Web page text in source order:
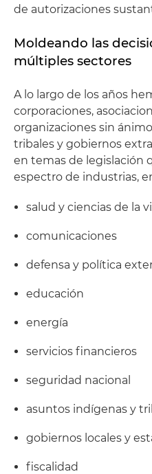
de autorizaciones
Moldeando las
múltiples sectores
A lo largo de los años
corporaciones,
organizaciones sin
tribales y gobiernos
en temas de legislación
espectro de industrias,
salud y ciencias de la
comunicaciones
defensa y política
educación
energía
servicios financieros
seguridad nacional
asuntos indígenas y
gobiernos locales y
fiscalidad